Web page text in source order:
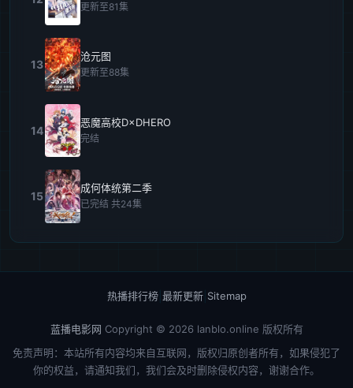
更新至81集
13
沧元图
更新至88集
14
恶魔高校D×DHERO
完结
15
成何体统第二季
已完结 共24集
热播排行榜| 最新更新| Sitemap
蓝播电影网 Copyright © 2026 lanblo.online 版权所有
免责声明：本站所有内容均来自互联网，版权归原创者所有，如果侵犯了
你的权益，请通知我们，我们会及时删除侵权内容，谢谢合作。